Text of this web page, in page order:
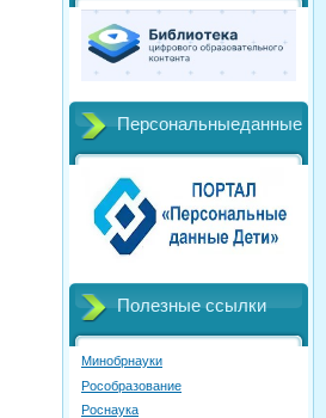
Персональныеданные
Полезные ссылки
Минобрнауки
Рособразование
Роснаука